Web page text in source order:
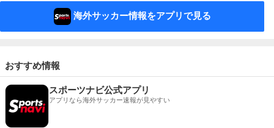
海外サッカー情報をアプリで見る
おすすめ情報
スポーツナビ公式アプリ
アプリなら海外サッカー速報が見やすい